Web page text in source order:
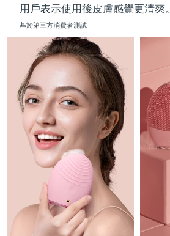
用戶表示使用後皮膚感覺更清爽。
基於第三方消費者測試
馬爾他
墨西哥
摩納哥
荷蘭
紐西蘭
挪威
菲律賓